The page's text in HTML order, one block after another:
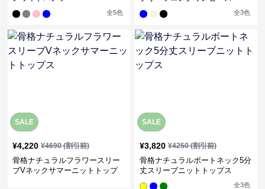
全5色 全3色
SALE
¥4,220 ¥4690(割引前)
骨格ナチュラルフラワースリー
ブVネックサマーニットトップ
SALE
¥3,820 ¥4250(割引前)
骨格ナチュラルボートネック5分
丈スリーブニットトップス
全3色